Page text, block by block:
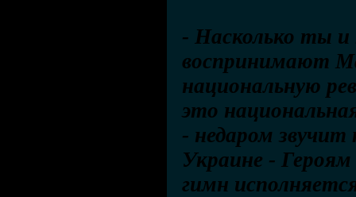
- Насколько ты и
воспринимают
национальную
это
- недаром
Украине -
гимн